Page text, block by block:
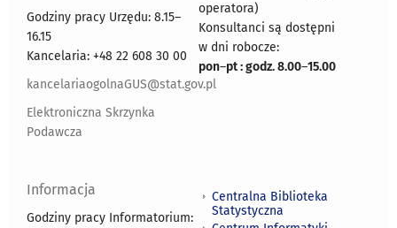
Godziny pracy Urzędu: 8.15–
16.15
Kancelaria: +48 22 608 30 00
kancelariaogolnaGUS@stat.gov.pl
Elektroniczna Skrzynka
Podawcza
operatora)
Konsultanci są dostępni
w dni robocze:
pon–pt : godz. 8.00–15.00
Informacja
Godziny pracy Informatorium:
Centralna Biblioteka
Statystyczna